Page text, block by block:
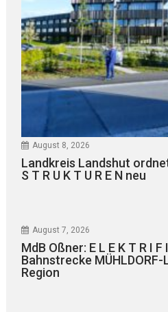
August 8, 2026
Landkreis Landshut
S T R U K T U R E N neu
August 7, 2026
MdB Oßner: E L E K T R I F
Bahnstrecke
Region